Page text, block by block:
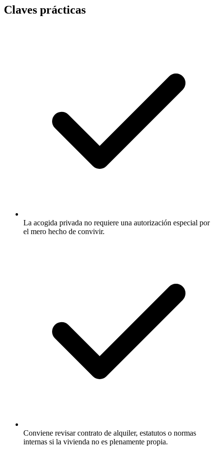
Claves prácticas
La acogida privada no requiere una autorización especial por
el mero hecho de convivir.
Conviene revisar contrato de alquiler, estatutos o normas
internas si la vivienda no es plenamente propia.